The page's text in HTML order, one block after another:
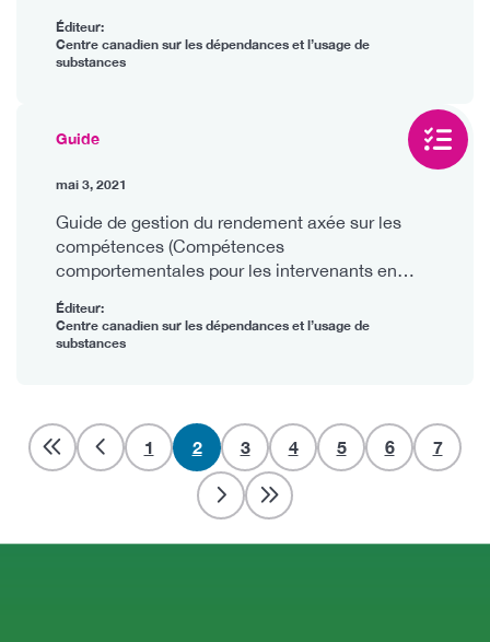
Éditeur:
Centre canadien sur les dépendances et l’usage de
substances
Guide
mai 3, 2021
Guide de gestion du rendement axée sur les
compétences (Compétences
comportementales pour les intervenants en
Éditeur:
Centre canadien sur les dépendances et l’usage de
substances
Pagination
Basic
Page
1
Page
courante
2
Basic
Page
3
Basic
Page
4
Basic
Page
5
Basic
Page
6
Basic
Page
7